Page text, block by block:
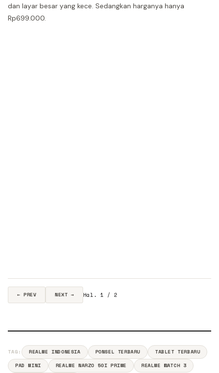
dan layar besar yang kece. Sedangkan harganya hanya
Rp699.000.
← PREV NEXT → Hal. 1 / 2
TAG: REALME INDONESIA PONSEL TERBARU
TABLET TERBARU
PAD MINI
REALME NARZO 50I PRIME
REALME WATCH 3